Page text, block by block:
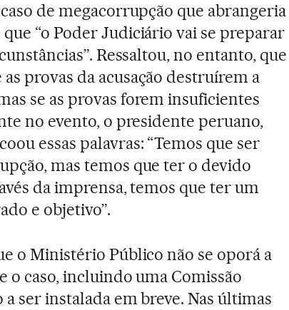
de megacorrupção que abrangeria
“o Poder Judiciário vai se preparar
Ressaltou, no entanto, que
as provas da acusação destruírem a
se as provas forem insuficientes
no evento, o presidente peruano,
essas palavras: “Temos que ser
mas temos que ter o devido
da imprensa, temos que ter um
e objetivo”.
o Ministério Público não se oporá a
o caso, incluindo uma Comissão
ser instalada em breve. Nas últimas